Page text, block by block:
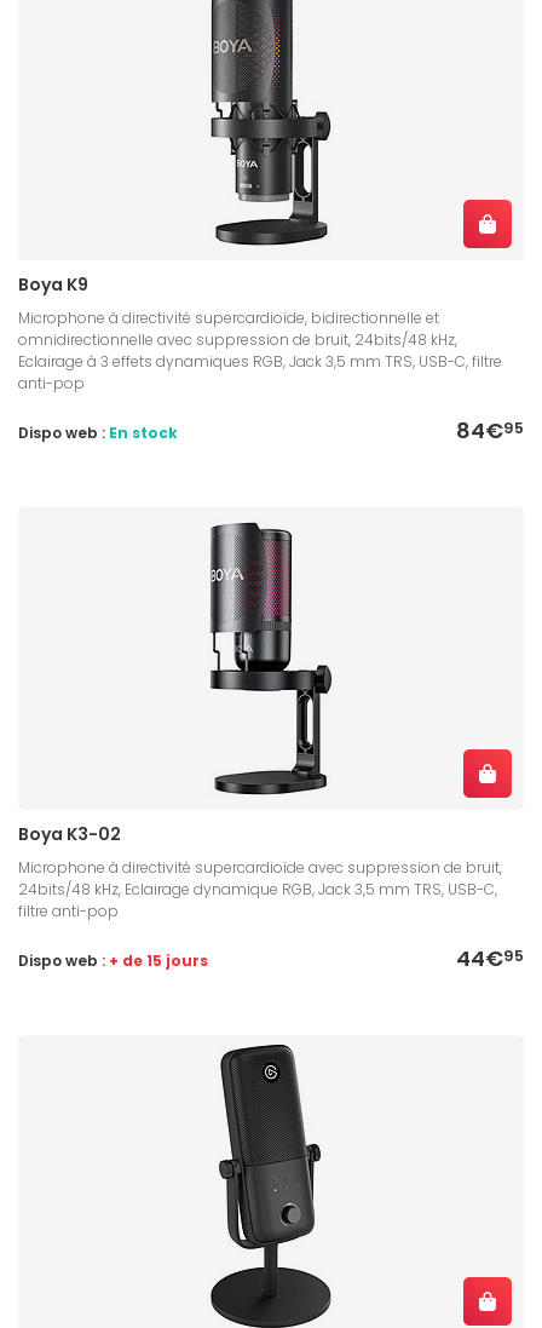
Boya K9
Microphone à directivité supercardioïde, bidirectionnelle et
omnidirectionnelle avec suppression de bruit, 24bits/48 kHz,
Eclairage à 3 effets dynamiques RGB, Jack 3,5 mm TRS, USB-C, filtre
anti-pop
84€95
Dispo web : En stock
Boya K3-02
Microphone à directivité supercardioïde avec suppression de bruit,
24bits/48 kHz, Eclairage dynamique RGB, Jack 3,5 mm TRS, USB-C,
filtre anti-pop
44€95
Dispo web : + de 15 jours